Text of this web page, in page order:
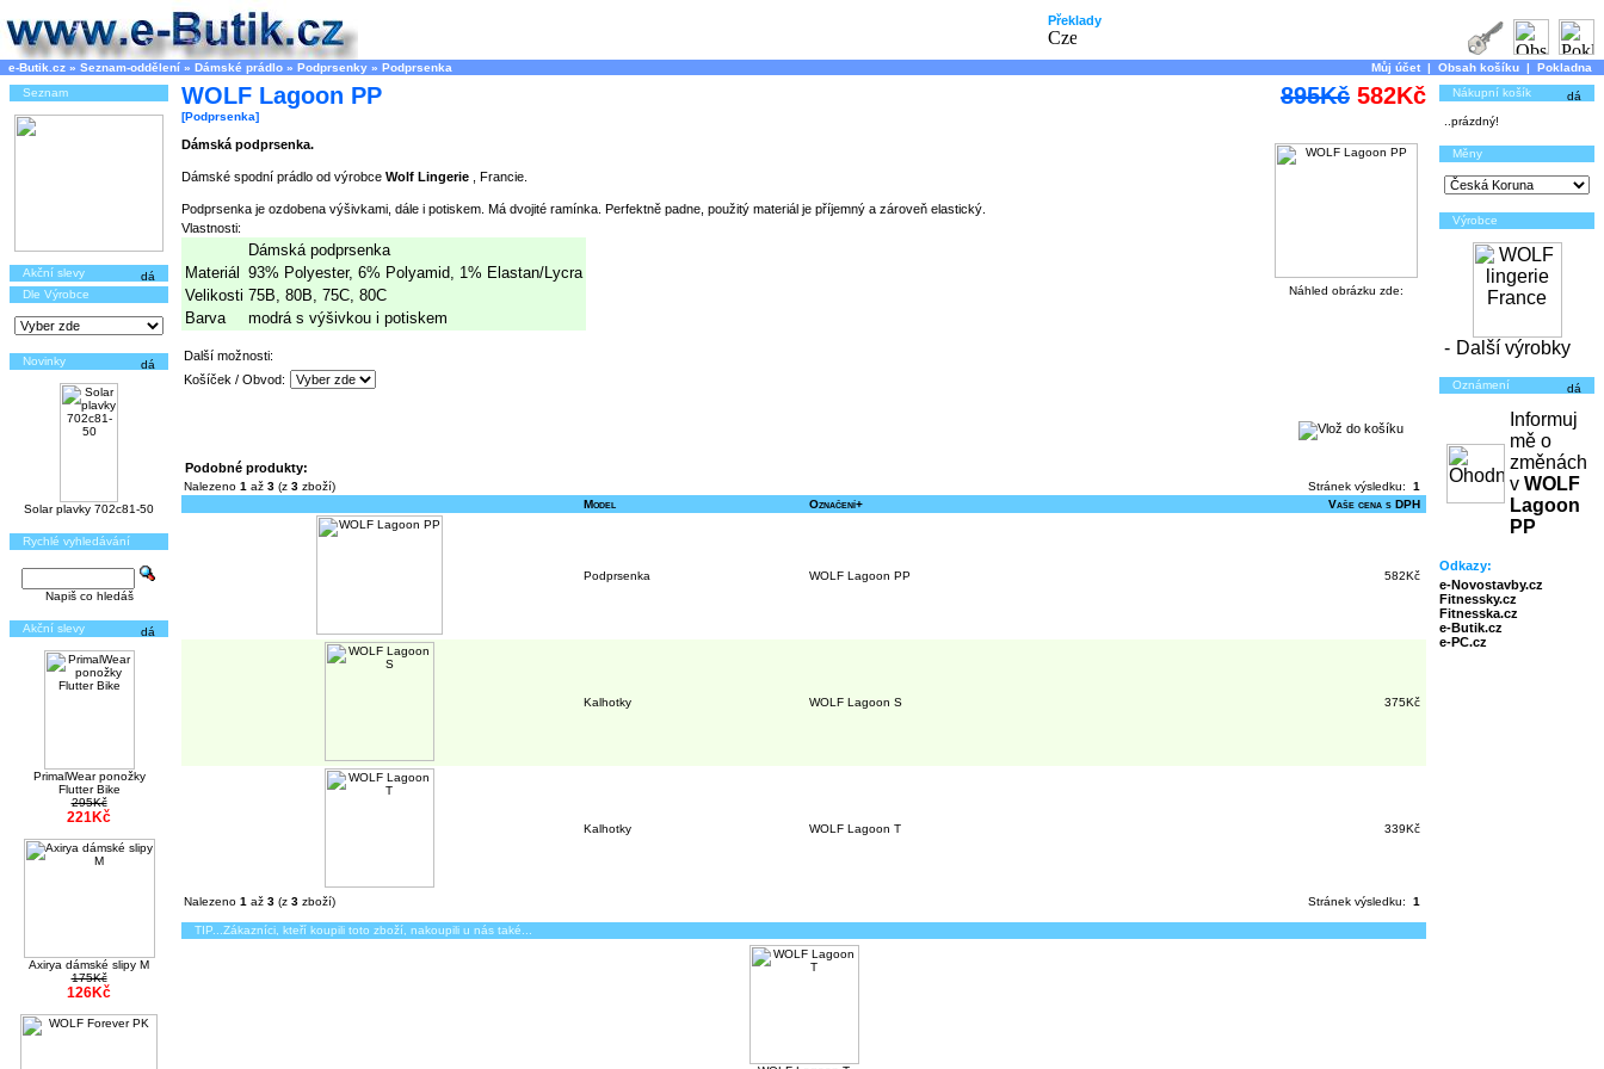
Překlady
e-Butik.cz » Seznam-oddělení » Dámské prádlo » Podprsenky » Podprsenka Můj účet | Obsah košíku | Pokladna
Seznam
Akční slevy
Dle Výrobce
Novinky
Solar plavky 702c81-50
Rychlé vyhledávání
Napiš co hledáš
Akční slevy
PrimalWear ponožky
Flutter Bike
295Kč
221Kč
Axirya dámské slipy M
175Kč
126Kč
WOLF Lagoon PP
[Podprsenka]
895Kč 582Kč
Náhled obrázku zde:
Dámská podprsenka.
Dámské spodní prádlo od výrobce Wolf Lingerie , Francie.
Podprsenka je ozdobena výšivkami, dále i potiskem. Má dvojité ramínka. Perfektně padne, použitý materiál je příjemný a zároveň elastický.
Vlastnosti:
Dámská podprsenka
Materiál 93% Polyester, 6% Polyamid, 1% Elastan/Lycra
Velikosti 75B, 80B, 75C, 80C
Barva
modrá s výšivkou i potiskem
Další možnosti:
Košíček / Obvod:
Podobné produkty:
Nalezeno 1 až 3 (z 3 zboží) Stránek výsledku: 1
Model
Označení+ Vaše cena s DPH
Podprsenka WOLF Lagoon PP 582Kč
Kalhotky WOLF Lagoon S 375Kč
Kalhotky WOLF Lagoon T 339Kč
Nalezeno 1 až 3 (z 3 zboží) Stránek výsledku: 1
TIP...Zákazníci, kteří koupili toto zboží, nakoupili u nás také...
Nákupní košík
..prázdný!
Měny
Výrobce
- Další výrobky
Oznámení
Informuj
mě o
změnách
v WOLF
Lagoon
PP
Odkazy:
e-Novostavby.cz
Fitnessky.cz
Fitnesska.cz
e-Butik.cz
e-PC.cz